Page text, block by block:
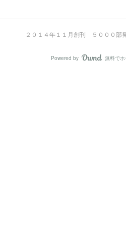
２０１４年１１月創刊 ５０００部
Powered by 無料で